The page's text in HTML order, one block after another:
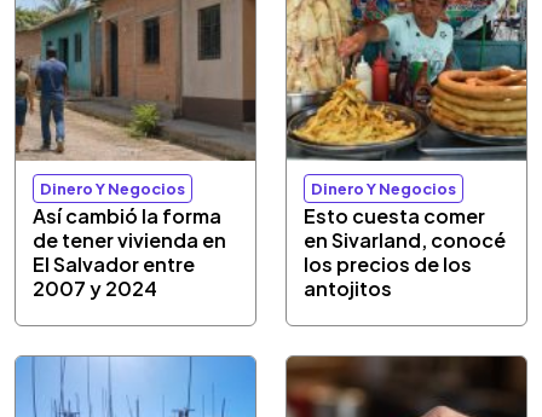
Dinero Y Negocios
Así cambió la forma
de tener vivienda en
El Salvador entre
2007 y 2024
Dinero Y Negocios
Esto cuesta comer
en Sivarland, conocé
los precios de los
antojitos